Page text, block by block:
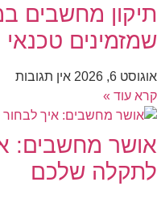
תיקון מחשבים
שמזמינים טכנאי
אוגוסט 6, 2026
אין תגובות
קרא עוד »
אושר מחשבים:
לתקלה שלכם